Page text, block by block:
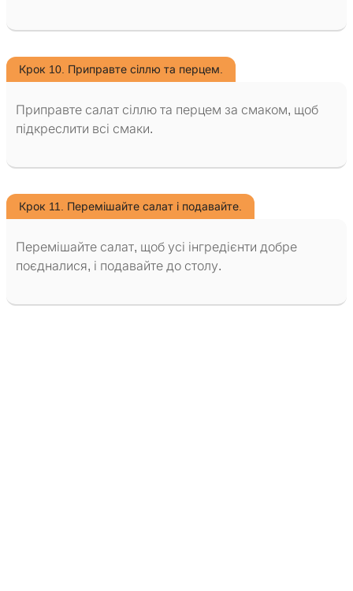
Крок 10. Приправте сіллю та перцем.
Приправте салат сіллю та перцем за смаком, щоб
підкреслити всі смаки.
Крок 11. Перемішайте салат і подавайте.
Перемішайте салат, щоб усі інгредієнти добре
поєдналися, і подавайте до столу.